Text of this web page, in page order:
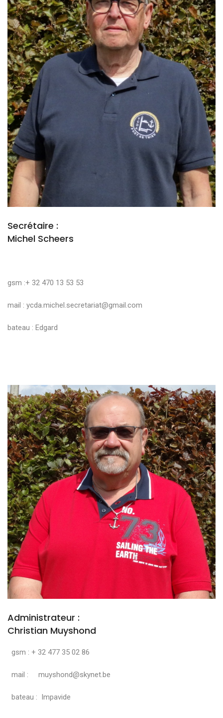
Secrétaire :
Michel Scheers
gsm :+ 32 470 13 53 53
mail : ycda.michel.secretariat@gmail.com
bateau : Edgard
Administrateur :
Christian Muyshond
gsm : + 32 477 35 02 86
mail : muyshond@skynet.be
bateau : Impavide